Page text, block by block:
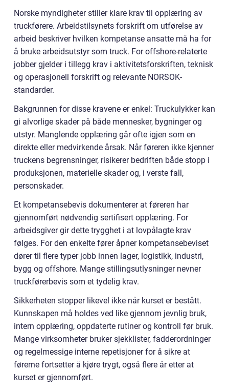
Norske myndigheter stiller klare krav til opplæring av
truckførere. Arbeidstilsynets forskrift om utførelse av
arbeid beskriver hvilken kompetanse ansatte må ha for
å bruke arbeidsutstyr som truck. For offshore-relaterte
jobber gjelder i tillegg krav i aktivitetsforskriften, teknisk
og operasjonell forskrift og relevante NORSOK-
standarder.
Bakgrunnen for disse kravene er enkel: Truckulykker kan
gi alvorlige skader på både mennesker, bygninger og
utstyr. Manglende opplæring går ofte igjen som en
direkte eller medvirkende årsak. Når føreren ikke kjenner
truckens begrensninger, risikerer bedriften både stopp i
produksjonen, materielle skader og, i verste fall,
personskader.
Et kompetansebevis dokumenterer at føreren har
gjennomført nødvendig sertifisert opplæring. For
arbeidsgiver gir dette trygghet i at lovpålagte krav
følges. For den enkelte fører åpner kompetansebeviset
dører til flere typer jobb innen lager, logistikk, industri,
bygg og offshore. Mange stillingsutlysninger nevner
truckførerbevis som et tydelig krav.
Sikkerheten stopper likevel ikke når kurset er bestått.
Kunnskapen må holdes ved like gjennom jevnlig bruk,
intern opplæring, oppdaterte rutiner og kontroll før bruk.
Mange virksomheter bruker sjekklister, fadderordninger
og regelmessige interne repetisjoner for å sikre at
førerne fortsetter å kjøre trygt, også flere år etter at
kurset er gjennomført.